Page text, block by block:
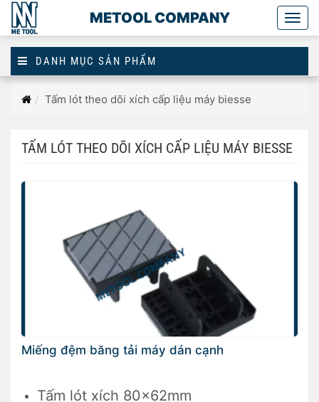
METOOL COMPANY
DANH MỤC SẢN PHẨM
TrangTấm lót theo dõi xích cấp liệu máy biesse
TẤM LÓT THEO DÕI XÍCH CẤP LIỆU MÁY BIESSE
Miếng đệm băng tải máy dán cạnh
Tấm lót xích 80x62mm